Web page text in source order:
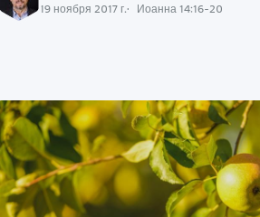
19 ноября 2017 г. Иоанна 14:16-20